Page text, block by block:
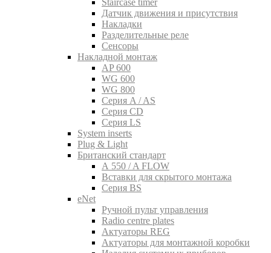
Staircase timer
Датчик движения и присутствия
Накладки
Разделительные реле
Сенсоры
Накладной монтаж
AP 600
WG 600
WG 800
Серия A / AS
Серия CD
Серия LS
System inserts
Plug & Light
Британский стандарт
A 550 / A FLOW
Вставки для скрытого монтажа
Серия BS
eNet
Pучной пульт управления
Radio centre plates
Актуаторы REG
Актуаторы для монтажной коробки